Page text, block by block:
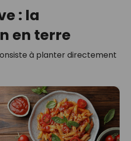
: la
en terre
à planter directement